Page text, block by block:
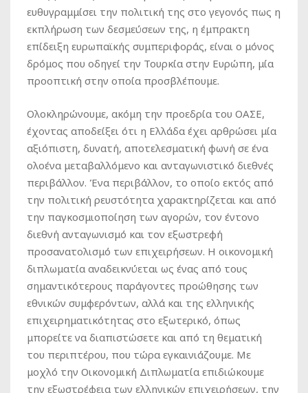
ευθυγραμμίσει την πολιτική της στο γεγονός πως η
εκπλήρωση των δεσμεύσεων της, η έμπρακτη
επίδειξη ευρωπαϊκής συμπεριφοράς, είναι ο μόνος
δρόμος που οδηγεί την Τουρκία στην Ευρώπη, μία
προοπτική στην οποία προσβλέπουμε.
Ολοκληρώνουμε, ακόμη την προεδρία του ΟΑΣΕ,
έχοντας αποδείξει ότι η Ελλάδα έχει αρθρώσει μία
αξιόπιστη, δυνατή, αποτελεσματική φωνή σε ένα
ολοένα μεταβαλλόμενο και ανταγωνιστικό διεθνές
περιβάλλον. Ένα περιβάλλον, το οποίο εκτός από
την πολιτική ρευστότητα χαρακτηρίζεται και από
την παγκοσμιοποίηση των αγορών, τον έντονο
διεθνή ανταγωνισμό και τον εξωστρεφή
προσανατολισμό των επιχειρήσεων. Η οικονομική
διπλωματία αναδεικνύεται ως ένας από τους
σημαντικότερους παράγοντες προώθησης των
εθνικών συμφερόντων, αλλά και της ελληνικής
επιχειρηματικότητας στο εξωτερικό, όπως
μπορείτε να διαπιστώσετε και από τη θεματική
του περιπτέρου, που τώρα εγκαινιάζουμε. Με
μοχλό την Οικονομική Διπλωματία επιδιώκουμε
την εξωστρέφεια των ελληνικών επιχειρήσεων, την